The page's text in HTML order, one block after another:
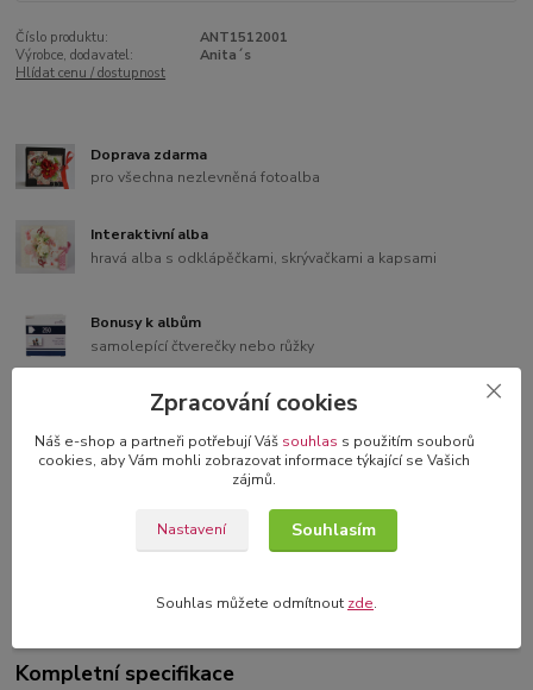
Číslo produktu:
ANT1512001
Výrobce, dodavatel:
Anita´s
Hlídat cenu / dostupnost
Doprava zdarma
pro všechna nezlevněná fotoalba
Interaktivní alba
hravá alba s odklápěčkami, skrývačkami a kapsami
Bonusy k albům
samolepící čtverečky nebo růžky
3D blahopřání v dárkové krabičce
originální blahopřání s 3D dekorací
Kompletní specifikace
Zpracování cookies
Náš e-shop a partneři potřebují Váš souhlas s použitím souborů
cookies, aby Vám mohli zobrazovat informace týkající se Vašich
zájmů.
Nastavení Souhlasím
Souhlas můžete odmítnout zde.